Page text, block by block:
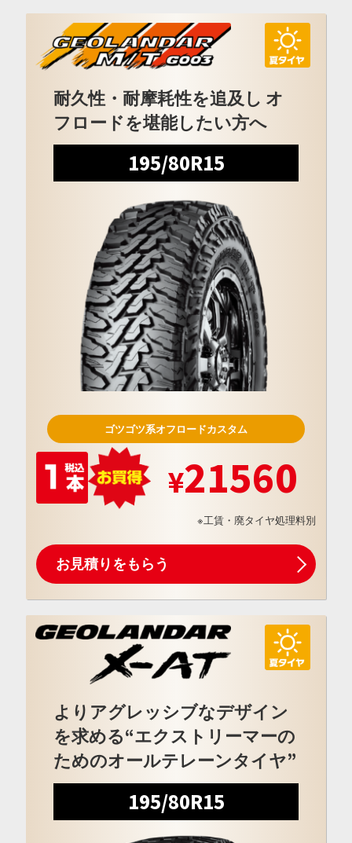
耐久性・耐摩耗性を追及し オ
フロードを堪能したい方へ
195/80R15
ゴツゴツ系オフロードカスタム
21560
※工賃・廃タイヤ処理料別
お見積りをもらう
よりアグレッシブなデザイン
を求める“エクストリーマーの
ためのオールテレーンタイヤ”
195/80R15